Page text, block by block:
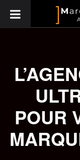
POUR